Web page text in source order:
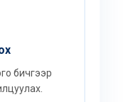
бичгээр